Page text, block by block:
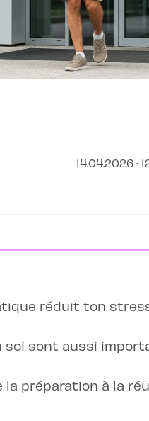
14.04.2026 ·
réduit ton
soi sont aussi
la préparation à la